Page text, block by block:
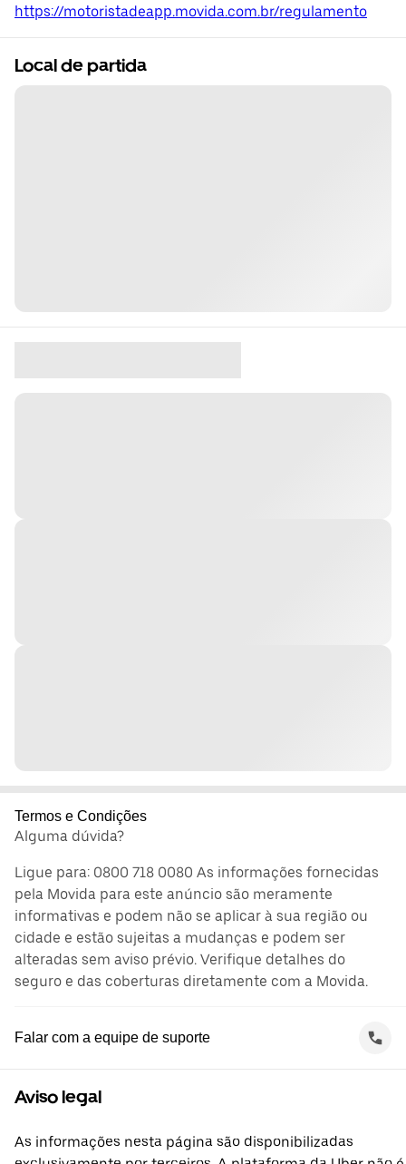
https://motoristadeapp.movida.com.br/regulamento
Local de partida
Termos e Condições
Alguma dúvida?
Ligue para: 0800 718 0080 As informações fornecidas
pela Movida para este anúncio são meramente
informativas e podem não se aplicar à sua região ou
cidade e estão sujeitas a mudanças e podem ser
alteradas sem aviso prévio. Verifique detalhes do
seguro e das coberturas diretamente com a Movida.
Falar com a equipe de suporte
Aviso legal
As informações nesta página são disponibilizadas